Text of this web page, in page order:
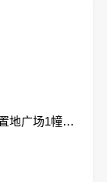
详细地址：浙江省嘉兴市嘉善县罗星街道置地广场1幢701-7